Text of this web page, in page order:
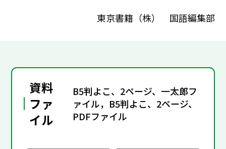
東京書籍（株） 国語編集部
資料
ファ
イル
B5判よこ、2ページ、一太郎フ
ァイル，B5判よこ、2ページ、
PDFファイル